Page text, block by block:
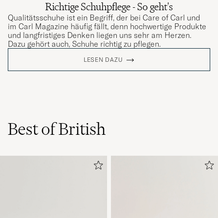
Richtige Schuhpflege - So geht's
Qualitätsschuhe ist ein Begriff, der bei Care of Carl und
im Carl Magazine häufig fällt, denn hochwertige Produkte
und langfristiges Denken liegen uns sehr am Herzen.
Dazu gehört auch, Schuhe richtig zu pflegen.
LESEN DAZU
Best of British